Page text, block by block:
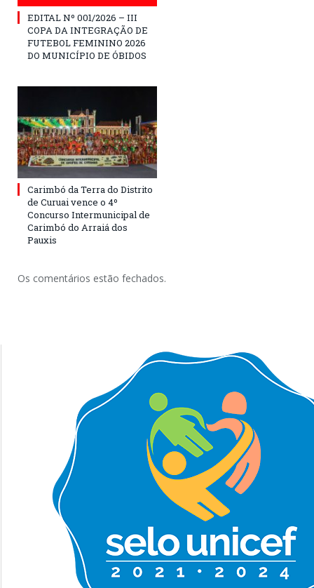
EDITAL Nº 001/2026 – III
COPA DA INTEGRAÇÃO DE
FUTEBOL FEMININO 2026
DO MUNICÍPIO DE ÓBIDOS
Carimbó da Terra do Distrito
de Curuai vence o 4º
Concurso Intermunicipal de
Carimbó do Arraiá dos
Pauxis
Os comentários estão fechados.